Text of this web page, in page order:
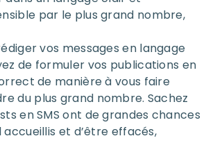
par le plus grand nombre,
vos messages en langage
de formuler vos publications en
de manière à vous faire
du plus grand nombre. Sachez
en SMS ont de grandes chances
accueillis et d’être effacés,